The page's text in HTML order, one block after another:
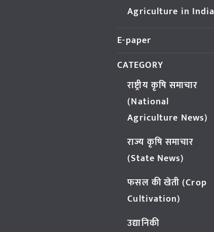
Agriculture in India
E-paper
CATEGORY
राष्ट्रीय कृषि समाचार
(National
Agriculture News)
राज्य कृषि समाचार
(State News)
फसल की खेती (Crop
Cultivation)
उद्यानिकी